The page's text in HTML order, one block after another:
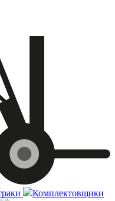
Комплектовщики